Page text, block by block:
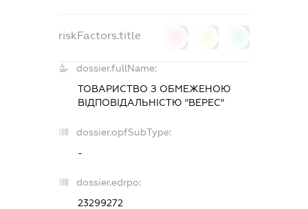
riskFactors.title
dossier.fullName:
ТОВАРИСТВО З ОБМЕЖЕНОЮ
ВІДПОВІДАЛЬНІСТЮ "ВЕРЕС"
dossier.opfSubType:
-
dossier.edrpo:
23299272